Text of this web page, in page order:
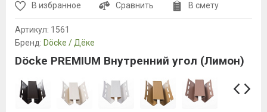
В избранное Сравнить В смету
Артикул: 1561
Бренд: Döcke / Дёке
Döcke PREMIUM Внутренний угол (Лимон)